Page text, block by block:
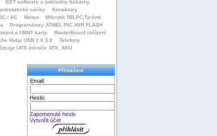
EET software a pokladny tiskárny
sáčky
Konektory
/ AC Meteo
Mikrotik RB,PC,Tp-link
Programátory ATMEL PIC AVR FLASH
a UBNT karty
RouterBoard zařízení
Huby USB 2.0 3.0
Telefony
UPS měniče ATX, AKU
Přihlášení
Email:
Heslo:
Zapomenuté heslo
Vytvořit účet